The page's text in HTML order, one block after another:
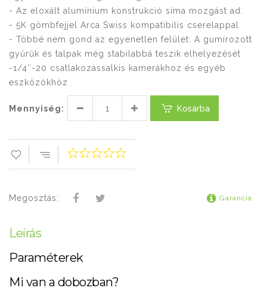
- Az eloxált alumínium konstrukció sima mozgást ad.
- 5K gömbfejjel Arca Swiss kompatibilis cserelappal
- Többé nem gond az egyenetlen felület: A gumírozott
gyűrűk és talpak még stabilabbá teszik elhelyezését
-1/4″-20 csatlakozássalkis kamerákhoz és egyéb
eszközökhöz
Mennyiség: Kosárba
Megosztás: Garancia
Leírás
Paraméterek
Mi van a dobozban?